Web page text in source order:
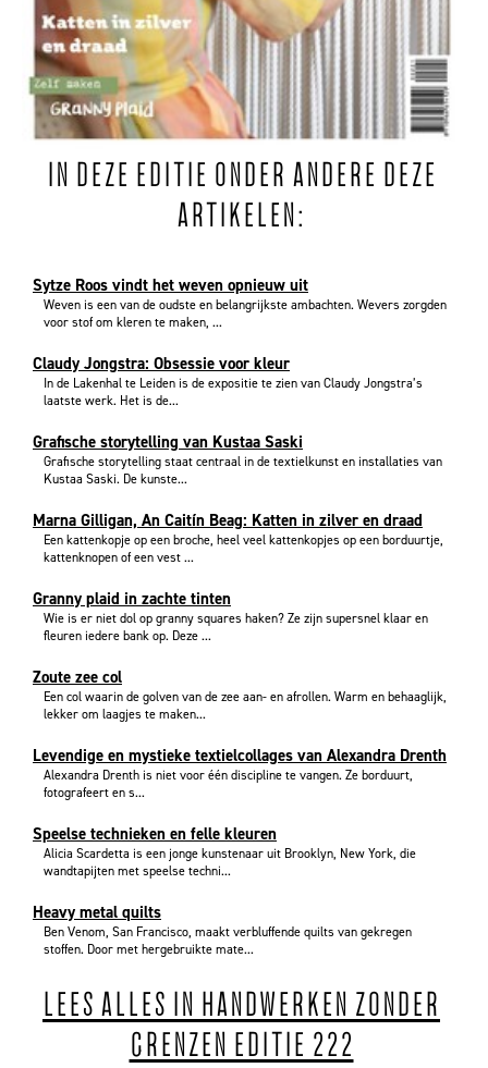
IN DEZE EDITIE ONDER ANDERE DEZE
ARTIKELEN:
Sytze Roos vindt het weven opnieuw uit
Weven is een van de oudste en belangrijkste ambachten. Wevers zorgden
voor stof om kleren te maken, ...
Claudy Jongstra: Obsessie voor kleur
In de Lakenhal te Leiden is de expositie te zien van Claudy Jongstra’s
laatste werk. Het is de...
Grafische storytelling van Kustaa Saski
Grafische storytelling staat centraal in de textielkunst en installaties van
Kustaa Saski. De kunste...
Marna Gilligan, An Caitín Beag: Katten in zilver en draad
Een kattenkopje op een broche, heel veel kattenkopjes op een borduurtje,
kattenknopen of een vest ...
Granny plaid in zachte tinten
Wie is er niet dol op granny squares haken? Ze zijn supersnel klaar en
fleuren iedere bank op. Deze ...
Zoute zee col
Een col waarin de golven van de zee aan- en afrollen. Warm en behaaglijk,
lekker om laagjes te maken...
Levendige en mystieke textielcollages van Alexandra Drenth
Alexandra Drenth is niet voor één discipline te vangen. Ze borduurt,
fotografeert en s...
Speelse technieken en felle kleuren
Alicia Scardetta is een jonge kunstenaar uit Brooklyn, New York, die
wandtapijten met speelse techni...
Heavy metal quilts
Ben Venom, San Francisco, maakt verbluffende quilts van gekregen
stoffen. Door met hergebruikte mate...
LEES ALLES IN HANDWERKEN ZONDER
GRENZEN EDITIE 222